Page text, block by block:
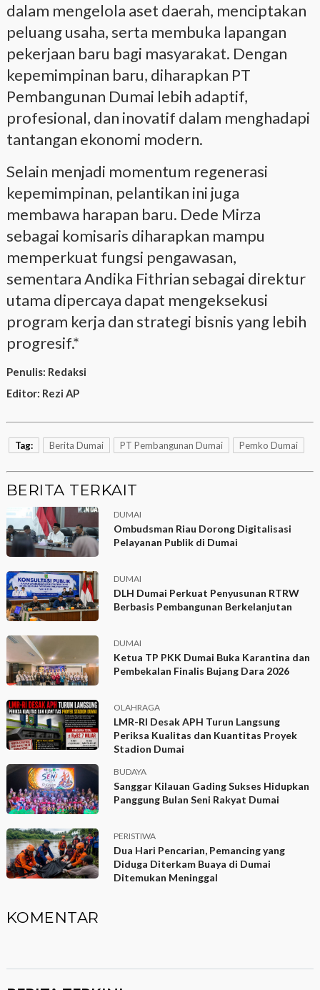
dalam mengelola aset daerah, menciptakan
peluang usaha, serta membuka lapangan
pekerjaan baru bagi masyarakat. Dengan
kepemimpinan baru, diharapkan PT
Pembangunan Dumai lebih adaptif,
profesional, dan inovatif dalam menghadapi
tantangan ekonomi modern.
Selain menjadi momentum regenerasi
kepemimpinan, pelantikan ini juga
membawa harapan baru. Dede Mirza
sebagai komisaris diharapkan mampu
memperkuat fungsi pengawasan,
sementara Andika Fithrian sebagai direktur
utama dipercaya dapat mengeksekusi
program kerja dan strategi bisnis yang lebih
progresif.*
Penulis: Redaksi
Editor: Rezi AP
Tag: Berita Dumai PT Pembangunan Dumai Pemko Dumai
BERITA TERKAIT
DUMAI
Ombudsman Riau Dorong Digitalisasi
Pelayanan Publik di Dumai
DUMAI
DLH Dumai Perkuat Penyusunan RTRW
Berbasis Pembangunan Berkelanjutan
DUMAI
Ketua TP PKK Dumai Buka Karantina dan
Pembekalan Finalis Bujang Dara 2026
OLAHRAGA
LMR-RI Desak APH Turun Langsung
Periksa Kualitas dan Kuantitas Proyek
Stadion Dumai
BUDAYA
Sanggar Kilauan Gading Sukses Hidupkan
Panggung Bulan Seni Rakyat Dumai
PERISTIWA
Dua Hari Pencarian, Pemancing yang
Diduga Diterkam Buaya di Dumai
Ditemukan Meninggal
KOMENTAR